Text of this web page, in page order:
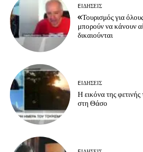
EΙΔΗΣΕΙΣ
«Τουρισμός για
μπορούν να κάνουν
δικαιούνται
EΙΔΗΣΕΙΣ
Η εικόνα της φετινής
στη Θάσο